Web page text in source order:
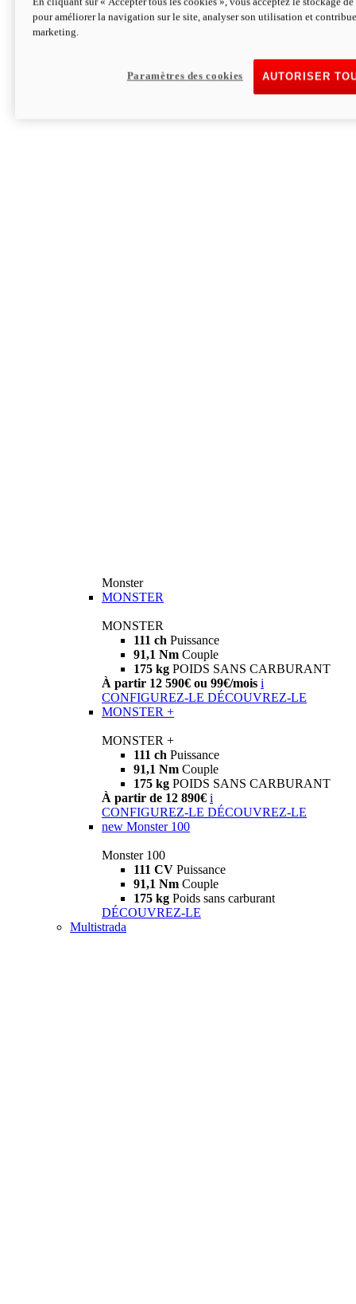
Hypermotard V2 SP 100
Découvrez-le
Monster
MONSTER
MONSTER
111 ch Puissance
91,1 Nm Couple
175 kg POIDS SANS CARBURANT
À partir 12 590€ ou 99€/mois i
CONFIGUREZ-LE DÉCOUVREZ-LE
MONSTER +
MONSTER +
111 ch Puissance
91,1 Nm Couple
175 kg POIDS SANS CARBURANT
À partir de 12 890€ i
CONFIGUREZ-LE DÉCOUVREZ-LE
new Monster 100
Monster 100
111 CV Puissance
91,1 Nm Couple
175 kg Poids sans carburant
DÉCOUVREZ-LE
Multistrada
pour améliorer la navigation sur le site, analyser son utilisation et
marketing.
AUTORISER
Paramètres des cookies